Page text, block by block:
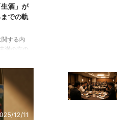
酒」が
での軌
する内
満の方の
」だった
後半の
輸出され
ニューヨ
での消費
12/11